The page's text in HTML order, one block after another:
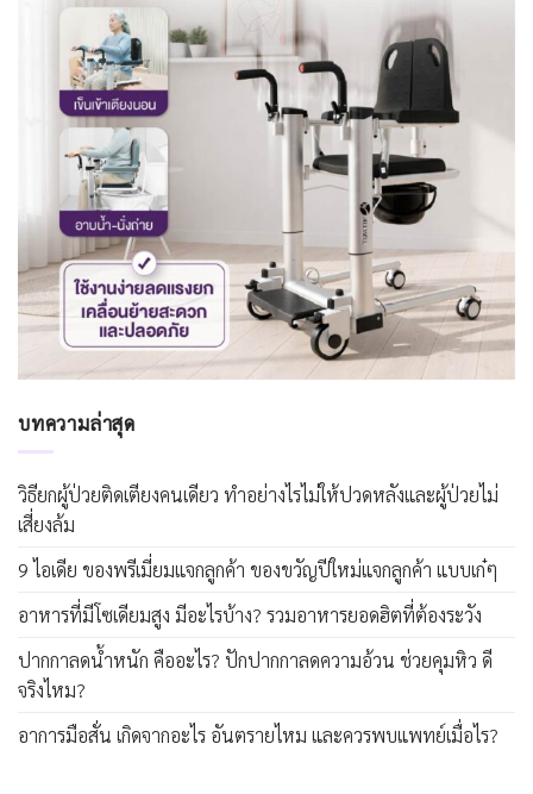
บทความล่าสุด
วิธียกผู้ป่วยติดเตียงคนเดียว ทำอย่างไรไม่ให้ปวดหลังและผู้ป่วยไม่
เสี่ยงล้ม
9 ไอเดีย ของพรีเมี่ยมแจกลูกค้า ของขวัญปีใหม่แจกลูกค้า แบบเก๋ๆ
อาหารที่มีโซเดียมสูง มีอะไรบ้าง? รวมอาหารยอดฮิตที่ต้องระวัง
ปากกาลดน้ำหนัก คืออะไร? ปักปากกาลดความอ้วน ช่วยคุมหิว ดี
จริงไหม?
อาการมือสั่น เกิดจากอะไร อันตรายไหม และควรพบแพทย์เมื่อไร?